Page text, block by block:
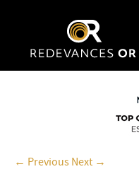
← Previous Next →